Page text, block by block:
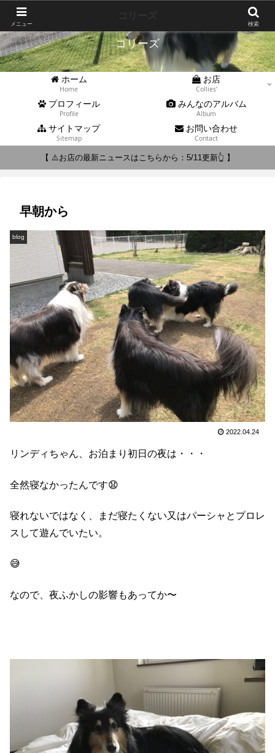
コリーズ
ホーム
Home
お店
Collies’
プロフィール
Profile
みんなのアルバム
Album
サイトマップ
Sitemap
お問い合わせ
Contact
【 ⚠️お店の最新ニュースはこちらから：5/11更新👆 】
早朝から
blog
2022.04.24
リンディちゃん、お泊まり初日の夜は・・・
全然寝なかったんです😧
寝れないではなく、まだ寝たくない又はパーシャとプロレ
スして遊んでいたい。
😅
なので、夜ふかしの影響もあってか〜
メニュー 検索